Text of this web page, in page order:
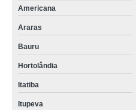
Americana
Araras
Bauru
Hortolândia
Itatiba
Itupeva